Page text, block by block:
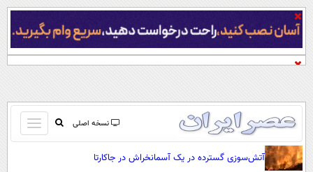
نسخه اصلی
باز
و
صفحه اول
آتش‌سوزی گسترده در یک آسمانخراش در جاکارتا